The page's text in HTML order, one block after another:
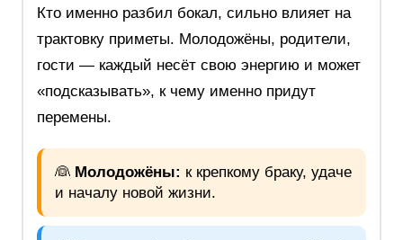
Кто именно разбил бокал, сильно влияет на
трактовку приметы. Молодожёны, родители,
гости — каждый несёт свою энергию и может
«подсказывать», к чему именно придут
перемены.
👰 Молодожёны: к крепкому браку, удаче
и началу новой жизни.